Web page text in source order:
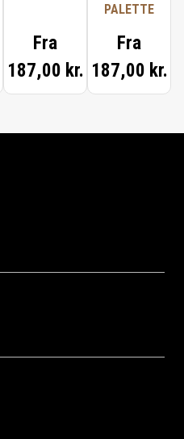
Fra
187,00 kr.
PALETTE
Fra
187,00 kr.